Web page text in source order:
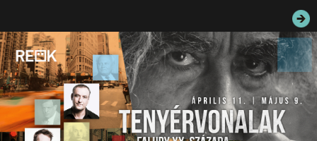
PALOTASÉTÁK ÉS VEZETÉSEK
KÖZÉRDEKŰ ADATOK